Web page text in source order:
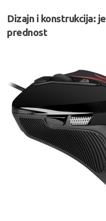
Dizajn i konstrukcija:
prednost